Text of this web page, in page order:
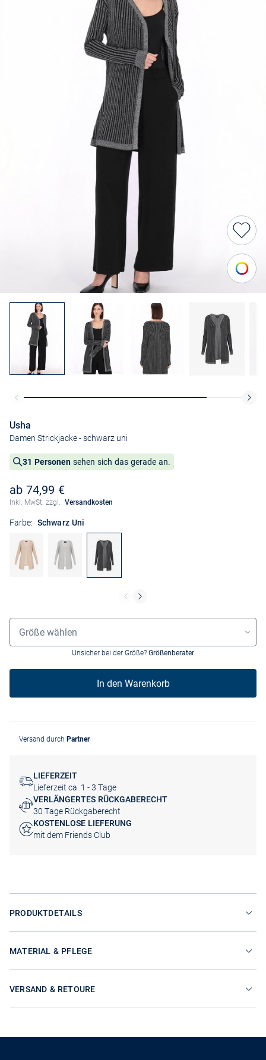
Usha
Damen Strickjacke- schwarz uni
31 Personen sehen sich das gerade an.
ab 74,99 €
Inkl. MwSt. zzgl. Versandkosten
Farbe: Schwarz Uni
Grössenauswahl
Größe wählen
Unsicher bei der Größe? Größenberater
In den Warenkorb
Versand durch Partner
LIEFERZEIT
Lieferzeit ca. 1 - 3 Tage
VERLÄNGERTES RÜCKGABERECHT
30 Tage Rückgaberecht
KOSTENLOSE LIEFERUNG
mit dem Friends Club
PRODUKTDETAILS
MATERIAL & PFLEGE
VERSAND & RETOURE